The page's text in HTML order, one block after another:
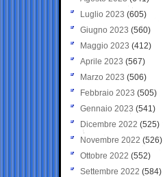
Luglio 2023 (605)
Giugno 2023 (560)
Maggio 2023 (412)
Aprile 2023 (567)
Marzo 2023 (506)
Febbraio 2023 (505)
Gennaio 2023 (541)
Dicembre 2022 (525)
Novembre 2022 (526)
Ottobre 2022 (552)
Settembre 2022 (584)